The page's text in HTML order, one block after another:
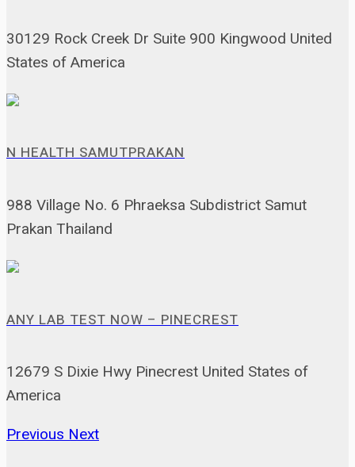
30129 Rock Creek Dr Suite 900 Kingwood United
States of America
N HEALTH SAMUTPRAKAN
988 Village No. 6 Phraeksa Subdistrict Samut
Prakan Thailand
ANY LAB TEST NOW – PINECREST
12679 S Dixie Hwy Pinecrest United States of
America
Previous Next